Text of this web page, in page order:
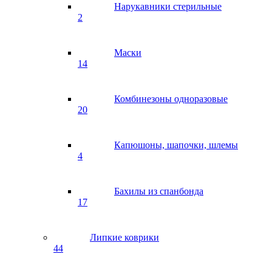
Нарукавники стерильные
2
Маски
14
Комбинезоны одноразовые
20
Капюшоны, шапочки, шлемы
4
Бахилы из спанбонда
17
Липкие коврики
44